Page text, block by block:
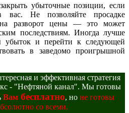
убыточные позиции, если
вас. Не позволяйте просадке
на разворот цены — это может
последствиям. Иногда лучше
убыток и перейти к следующей
в заведомо проигрышной
и эффективная стратегия
- "Нефтяной канал". Мы готовы
Вам бесплатно, но не готовы
со всеми.